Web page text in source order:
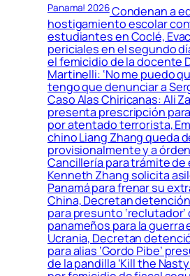
Panama! 2026Condenan a
hostigamiento escolar
estudiantes en Coclé,
periciales en el segundo
el femicidio de la docente
Martinelli: ‘No me puedo
tengo que denunciar a
Caso Alas Chiricanas: Ali
presenta prescripción
por atentado terrorista,
chino Liang Zhang queda
provisionalmente y a
Cancillería para trámite
Kenneth Zhang solicita
Panamá para frenar su
China, Decretan
para presunto ‘reclutador’
panameños para la guerra
Ucrania, Decretan
para alias ‘Gordo Pibe’
de la pandilla ‘Kill the